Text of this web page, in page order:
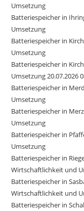
Umsetzung
Batteriespeicher in
Umsetzung
Batteriespeicher in
Umsetzung
Batteriespeicher in
Umsetzung 20.07.2026
Batteriespeicher in
Umsetzung
Batteriespeicher in
Umsetzung
Batteriespeicher in
Umsetzung
Batteriespeicher in
Wirtschaftlichkeit und
Batteriespeicher in
Wirtschaftlichkeit und
Batteriespeicher in